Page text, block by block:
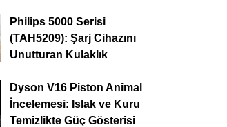
Philips 5000 Serisi
(TAH5209): Şarj Cihazını
Unutturan Kulaklık
Dyson V16 Piston Animal
İncelemesi: Islak ve Kuru
Temizlikte Güç Gösterisi